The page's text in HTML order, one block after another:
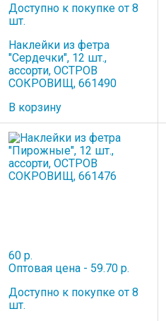
Доступно к покупке от 8
шт.
Наклейки из фетра
"Сердечки", 12 шт.,
ассорти, ОСТРОВ
СОКРОВИЩ, 661490
В корзину
60 р.
Оптовая цена - 59.70 р.
Доступно к покупке от 8
шт.